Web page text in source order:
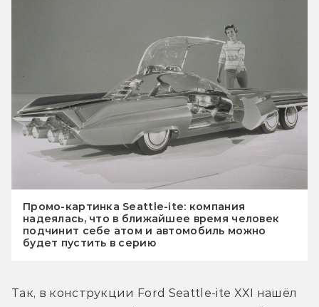
Промо-картинка Seattle-ite: компания
надеялась, что в ближайшее время человек
подчинит себе атом и автомобиль можно
будет пустить в серию
Так, в конструкции Ford Seattle-ite XXI нашёл